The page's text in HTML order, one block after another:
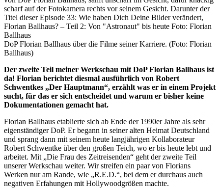
DoP Florian Ballhaus über die Filme seiner Karriere. (Foto: Florian
Ballhaus)
Der zweite Teil meiner Werkschau mit DoP Florian Ballhaus ist
da! Florian berichtet diesmal ausführlich von Robert
Schwentkes „Der Hauptmann“, erzählt was er in einem Projekt
sucht, für das er sich entscheidet und warum er bisher keine
Dokumentationen gemacht hat.
Florian Ballhaus etablierte sich ab Ende der 1990er Jahre als sehr
eigenständiger DoP. Er begann in seiner alten Heimat Deutschland
und sprang dann mit seinem heute langjährigen Kollaborateur
Robert Schwentke über den großen Teich, wo er bis heute lebt und
arbeitet. Mit „Die Frau des Zeitreisenden“ geht der zweite Teil
unserer Werkschau weiter. Wir streifen ein paar von Florians
Werken nur am Rande, wie „R.E.D.“, bei dem er durchaus auch
negativen Erfahungen mit Hollywoodgrößen machte.